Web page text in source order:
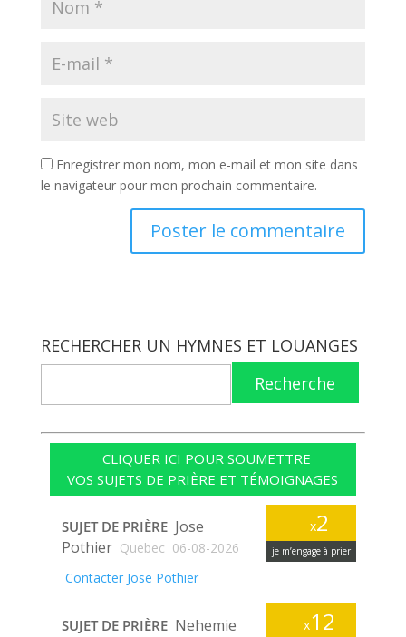
Enregistrer mon nom, mon e-mail et mon site dans
le navigateur pour mon prochain commentaire.
RECHERCHER UN HYMNES ET LOUANGES
Recherche
CLIQUER ICI POUR SOUMETTRE
VOS SUJETS DE PRIÈRE ET TÉMOIGNAGES
x2
je m’engage à prier
SUJET DE PRIÈRE Jose
Pothier Quebec 06-08-2026
Contacter Jose Pothier
x12
SUJET DE PRIÈRE Nehemie